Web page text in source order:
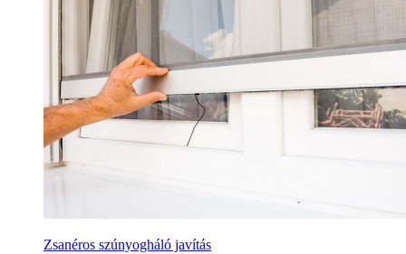
Zsanéros szúnyogháló javítás